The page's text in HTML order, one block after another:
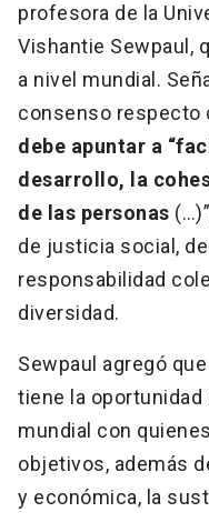
profesora de la
Vishantie Sewpaul,
a nivel mundial.
consenso respecto
debe apuntar a
desarrollo, la
de las personas
de justicia social,
responsabilidad
diversidad.
Sewpaul agregó
tiene la oportunidad
mundial con
objetivos, además
y económica, la